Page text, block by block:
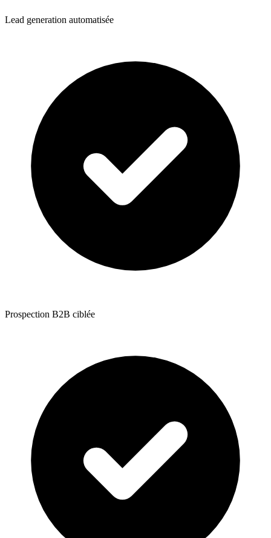
Lead generation automatisée
Prospection B2B ciblée